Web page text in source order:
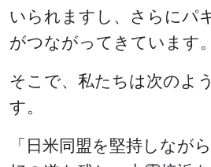
いられますし、さらにパ
がつながってきています。
そこで、私たちは次のよ
す。
「日米同盟を堅持しなが